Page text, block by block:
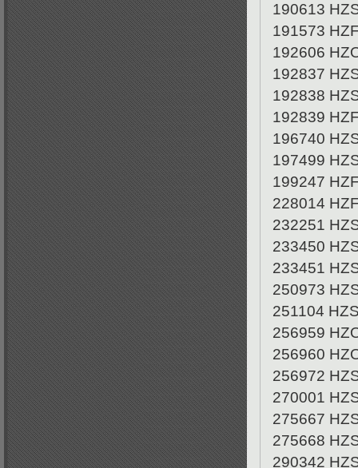
190613
191573
192606
192837
192838
192839
196740
197499
199247
228014
232251
233450
233451
250973
251104
256959
256960
256972
270001
275667
275668
290342